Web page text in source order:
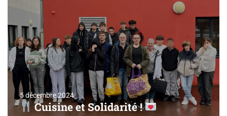
5 décembre 2024
Cuisine et Solidarité !